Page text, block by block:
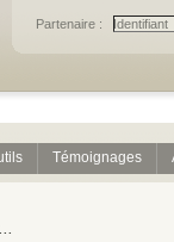
Partenaire :
Témoignages